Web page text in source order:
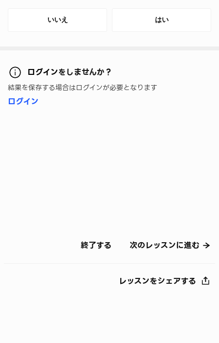
いいえ はい
ログインをしませんか？
結果を保存する場合はログインが必要となります
ログイン
終了する 次のレッスンに進む
レッスンをシェアする